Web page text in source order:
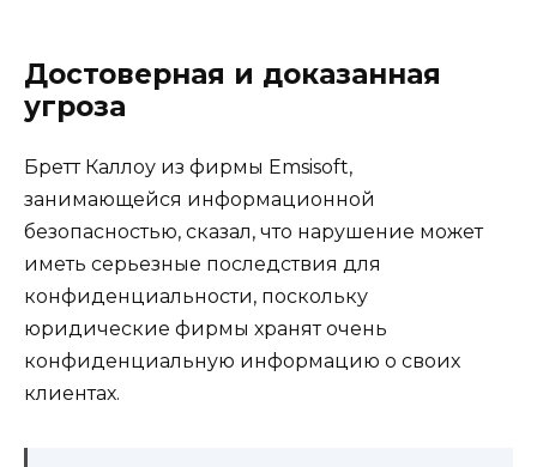
Достоверная и доказанная
угроза
Бретт Каллоу из фирмы Emsisoft,
занимающейся информационной
безопасностью, сказал, что нарушение может
иметь серьезные последствия для
конфиденциальности, поскольку
юридические фирмы хранят очень
конфиденциальную информацию о своих
клиентах.